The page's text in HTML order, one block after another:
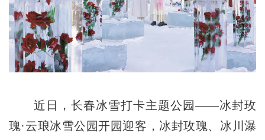
近日，长春冰雪打卡主题公园——冰封玫
瑰·云琅冰雪公园开园迎客，冰封玫瑰、冰川瀑